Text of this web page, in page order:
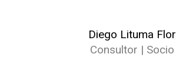
Diego Lituma Flor
Consultor | Socio